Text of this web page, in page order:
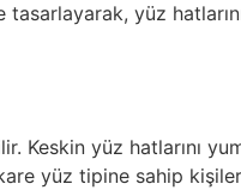
yüz
Keskin yüz hatlarını
yüz tipine sahip